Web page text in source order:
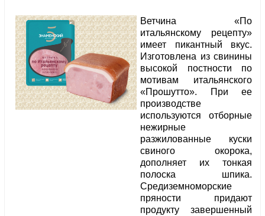
Ветчина «По
итальянскому рецепту»
имеет пикантный вкус.
Изготовлена из свинины
высокой постности по
мотивам итальянского
«Прошутто». При ее
производстве
используются отборные
нежирные
разжилованные куски
свиного окорока,
дополняет их тонкая
полоска шпика.
Средиземноморские
пряности придают
продукту завершенный